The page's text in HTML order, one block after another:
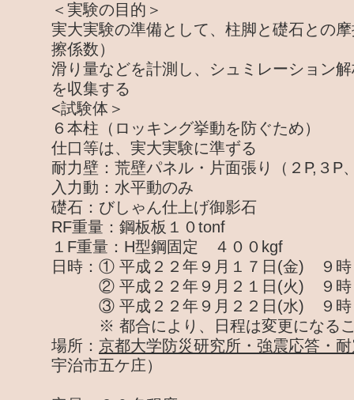
＜実験の目的＞
実大実験の準備として、柱脚と礎石との
擦係数）
滑り量などを計測し、シュミレーション
を収集する
<試験体＞
６本柱（ロッキング挙動を防ぐため）
仕口等は、実大実験に準ずる
耐力壁：荒壁パネル・片面張り（２P,３P
入力動：水平動のみ
礎石：びしゃん仕上げ御影石
RF重量：鋼板板１０tonf
１F重量：H型鋼固定 ４００kgf
日時：① 平成２２年９月１７日(金) ９時
② 平成２２年９月２１日(火) ９時
③ 平成２２年９月２２日(水) ９時
※ 都合により、日程は変更になるこ
場所： 京都大学防災研究所・強震応答・
宇治市五ケ庄）